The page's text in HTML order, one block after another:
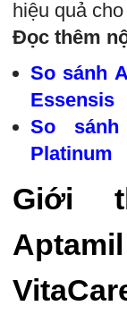
hiệu quả
Đọc thêm
So sánh
Essensis
So
Platinum
Giới